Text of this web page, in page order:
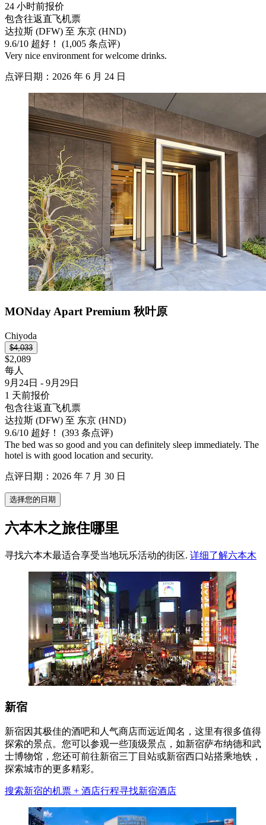
24 小时前报价
包含往返直飞机票
达拉斯 (DFW) 至 东京 (HND)
9.6/10 超好！ (1,005 条点评)
Very nice environment for welcome drinks.
点评日期：2026 年 6 月 24 日
MONday Apart Premium 秋叶原
Chiyoda
$4,033
$2,089
每人
9月24日 - 9月29日
1 天前报价
包含往返直飞机票
达拉斯 (DFW) 至 东京 (HND)
9.6/10 超好！ (393 条点评)
The bed was so good and you can definitely sleep immediately. The
hotel is with good location and security.
点评日期：2026 年 7 月 30 日
选择您的日期
六本木之旅住哪里
寻找六本木最适合享受当地玩乐活动的街区. 详细了解六本木
新宿
新宿因其极佳的酒吧和人气商店而远近闻名，这里有很多值得
探索的景点。您可以参观一些顶级景点，如新宿萨布纳德和武
士博物馆，您还可前往新宿三丁目站或新宿西口站搭乘地铁，
探索城市的更多精彩。
搜索新宿的机票 + 酒店行程寻找新宿酒店